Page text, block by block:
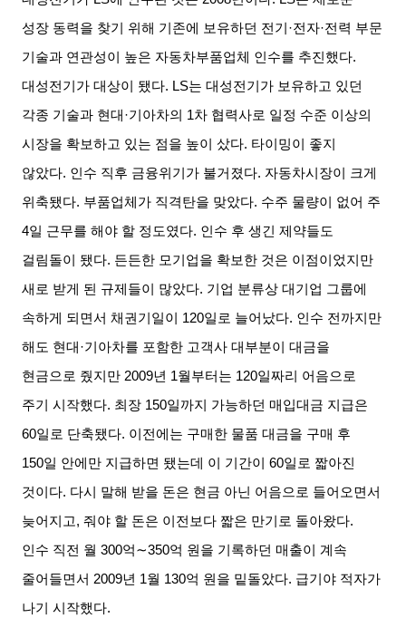
성장 동력을 찾기 위해 기존에 보유하던 전기 ·전자·전력 부문
기술과 연관성이 높은 자동차부품업체 인수를 추진했다.
대성전기가 대상이 됐다. LS는 대성전기가 보유하고 있던
각종 기술과 현대 ·기아차의 1차 협력사로 일정 수준 이상의
시장을 확보하고 있는 점을 높이 샀다. 타이밍이 좋지
않았다. 인수 직후 금융위기가 불거졌다. 자동차시장이 크게
위축됐다. 부품업체가 직격탄을 맞았다. 수주 물량이 없어 주
4일 근무를 해야 할 정도였다. 인수 후 생긴 제약들도
걸림돌이 됐다. 든든한 모기업을 확보한 것은 이점이었지만
새로 받게 된 규제들이 많았다. 기업 분류상 대기업 그룹에
속하게 되면서 채권기일이
120일로 늘어났다. 인수 전까지만
해도 현대 ·기아차를 포함한 고객사 대부분이 대금을
현금으로 줬지만 2009년 1월부터는 120일짜리 어음으로
주기 시작했다. 최장 150일까지 가능하던 매입대금 지급은
60일로 단축됐다. 이전에는 구매한 물품 대금을 구매 후
150일 안에만 지급하면 됐는데 이 기간이 60일로 짧아진
것이다. 다시 말해 받을 돈은 현금 아닌 어음으로 들어오면서
늦어지고,줘야 할 돈은 이전보다 짧은 만기로 돌아왔다.
인수 직전 월 300억∼350억 원을 기록하던 매출이 계속
줄어들면서 2009년 1월 130억 원을 밑돌았다. 급기야 적자가
나기 시작했다.